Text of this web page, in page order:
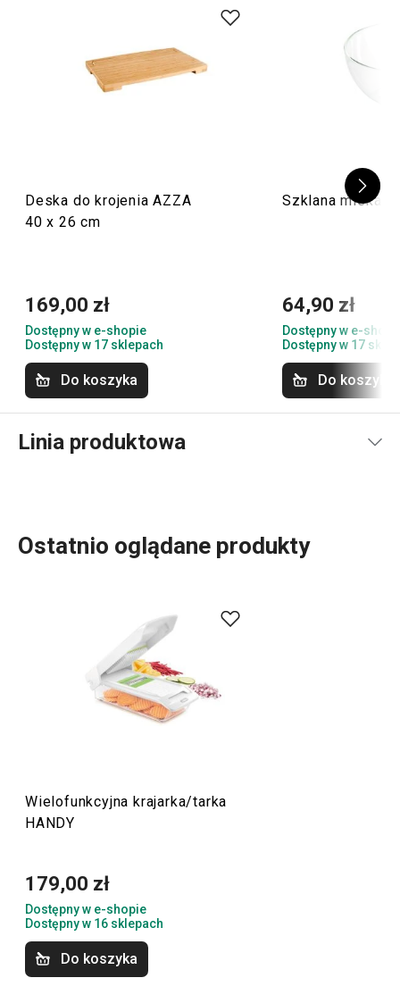
Deska do krojenia AZZA
40 x 26 cm
169,00 zł
Dostępny w e-shopie
Dostępny w 17 sklepach
Do koszyka
Szklana miska
64,90 zł
Dostępny w e-
Dostępny w 17
Do koszyka
Linia produktowa
poczujesz się jak w domu. Odkryj gadżety, które ułatwiają
krajarkę do cebulu i słupków
szereg innych sprytnie zaprojektowanych pomocników. W
linii HANDY zgromadziliśmy akcesoria, które zawsze są o
krok do przodu!
Ostatnio oglądane produkty
Wielofunkcyjna krajarka/tarka
HANDY
179,00 zł
Dostępny w e-shopie
Dostępny w 16 sklepach
Do koszyka